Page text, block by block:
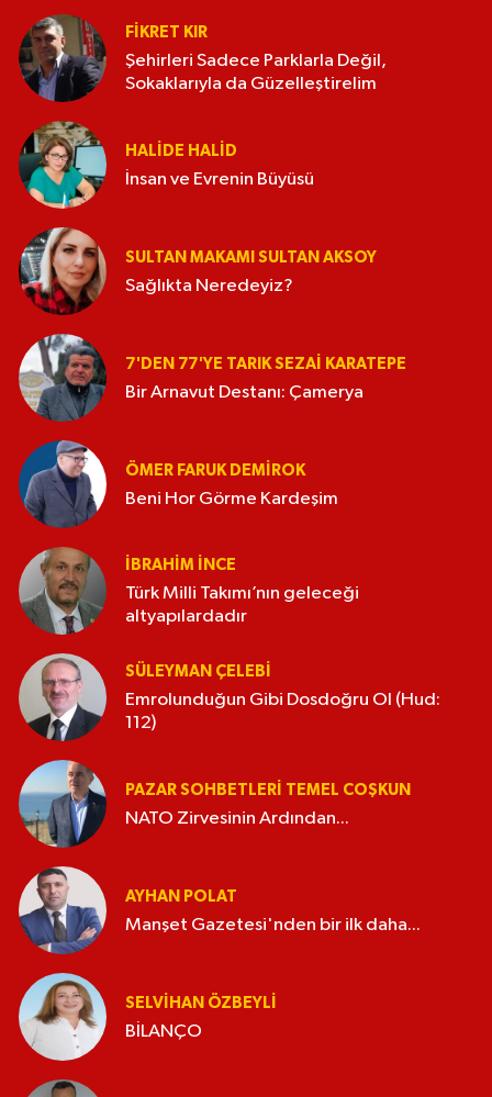
FIKRET KIR
Şehirleri Sadece Parklarla Değil,
Sokaklarıyla da Güzelleştirelim
HALIDE HALID
İnsan ve Evrenin Büyüsü
SULTAN MAKAMI SULTAN AKSOY
Sağlıkta Neredeyiz?
7'DEN 77'YE TARIK SEZAI KARATEPE
Bir Arnavut Destanı: Çamerya
ÖMER FARUK DEMIROK
Beni Hor Görme Kardeşim
İBRAHIM İNCE
Türk Milli Takımı’nın geleceği
altyapılardadır
SÜLEYMAN ÇELEBI
Emrolunduğun Gibi Dosdoğru Ol (Hud:
112)
PAZAR SOHBETLERI TEMEL COŞKUN
NATO Zirvesinin Ardından...
AYHAN POLAT
Manşet Gazetesi'nden bir ilk daha...
SELVIHAN ÖZBEYLI
BİLANÇO